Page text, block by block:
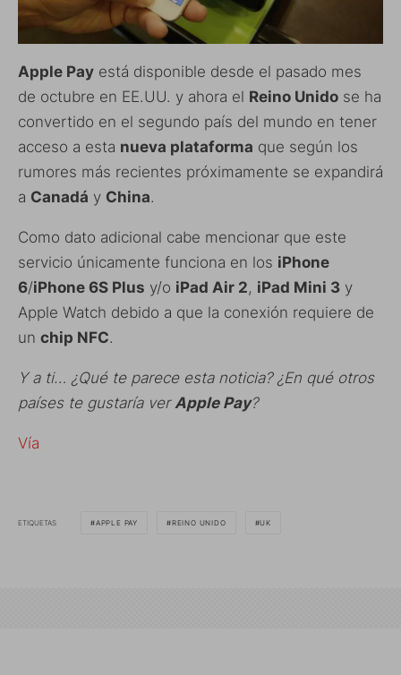
Apple Pay está disponible desde el pasado mes
de octubre en EE.UU. y ahora el Reino Unido se ha
convertido en el segundo país del mundo en tener
acceso a esta nueva plataforma que según los
rumores más recientes próximamente se expandirá
a Canadá y China.
Como dato adicional cabe mencionar que este
servicio únicamente funciona en los iPhone
6/iPhone 6S Plus y/o iPad Air 2, iPad Mini 3 y
Apple Watch debido a que la conexión requiere de
un chip NFC.
Y a ti… ¿Qué te parece esta noticia? ¿En qué otros
países te gustaría verApple Pay?
Vía
ETIQUETAS APPLE PAY REINO UNIDO UK